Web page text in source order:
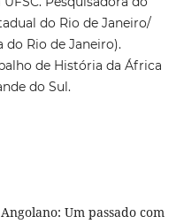
do Rio de Janeiro/
Rio de Janeiro).
de História da África
do Sul.
Um passado com